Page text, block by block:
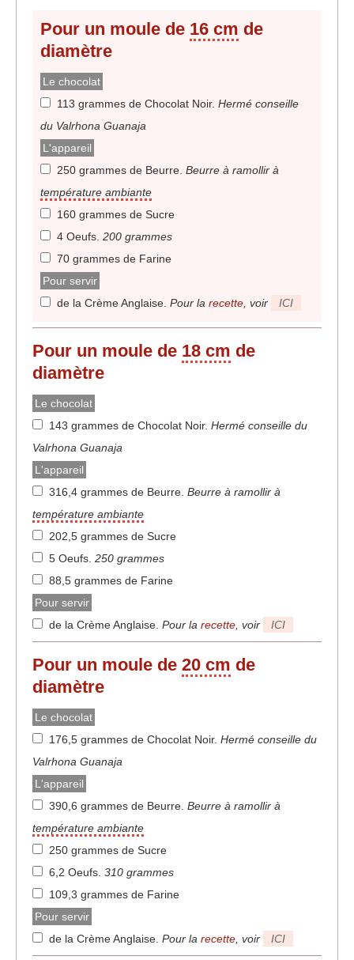
Pour un moule de 16 cm de
diamètre
Le chocolat
113 grammes de Chocolat Noir. Hermé conseille
du Valrhona Guanaja
L'appareil
250 grammes de Beurre Beurre à ramollir à
température ambiante
160 grammes de Sucre
4 Oeufs 200 grammes
70 grammes de Farine
Pour servir
de la Crème Anglaise Pour la recette , voir ICI
Pour un moule de 18 cm de
diamètre
Le chocolat
143 grammes de Chocolat Noir. Hermé conseille du
Valrhona Guanaja
L'appareil
316,4 grammes de Beurre Beurre à ramollir à
température ambiante
202,5 grammes de Sucre
5 Oeufs 250 grammes
88,5 grammes de Farine
Pour servir
de la Crème Anglaise Pour la recette , voir ICI
Pour un moule de 20 cm de
diamètre
Le chocolat
176,5 grammes de Chocolat Noir. Hermé conseille du
Valrhona Guanaja
L'appareil
390,6 grammes de Beurre Beurre à ramollir à
température ambiante
250 grammes de Sucre
6,2 Oeufs 310 grammes
109,3 grammes de Farine
Pour servir
de la Crème Anglaise Pour la recette , voir ICI